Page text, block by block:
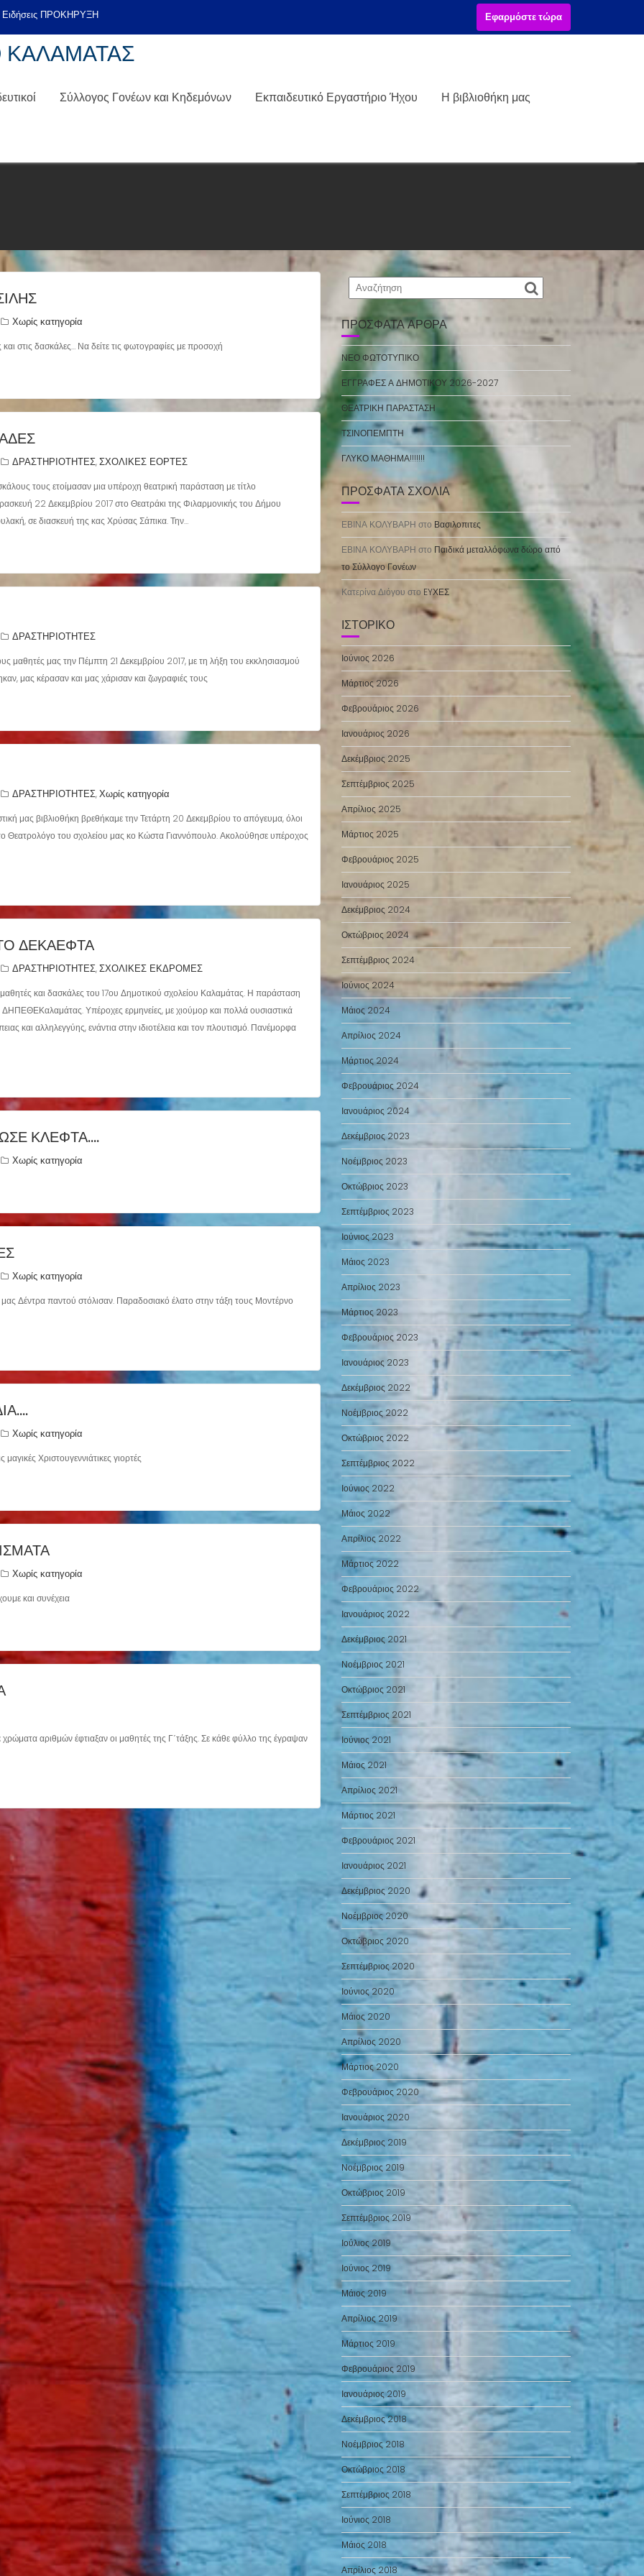
Εφαρμόστε τώρα
ΚΑΛΑΜΑΤΑΣ
Σύλλογος Γονέων και Κηδεμόνων Εκπαιδευτικό Εργαστήριο Ήχου Η βιβλιοθήκη μας
Χωρίς κατηγορία
στις δασκάλες… Να δείτε τις φωτογραφίες με προσοχή
ΔΡΑΣΤΗΡΙΟΤΗΤΕΣ,ΣΧΟΛΙΚΕΣ ΕΟΡΤΕΣ
τους ετοίμασαν μια υπέροχη θεατρική παράσταση με τίτλο
22 Δεκεμβρίου 2017 στο Θεατράκι της Φιλαρμονικής του Δήμου
σε διασκευή της κας Χρύσας Σάπικα. Την…
ΔΡΑΣΤΗΡΙΟΤΗΤΕΣ
μαθητές μας την Πέμπτη 21 Δεκεμβρίου 2017, με τη λήξη του εκκλησιασμού
μας κέρασαν και μας χάρισαν και ζωγραφιές τους
ΔΡΑΣΤΗΡΙΟΤΗΤΕΣ,Χωρίς κατηγορία
μας βιβλιοθήκη βρεθήκαμε την Τετάρτη 20 Δεκεμβρίου το απόγευμα, όλοι
Θεατρολόγο του σχολείου μας κο Κώστα Γιαννόπουλο. Ακολούθησε υπέροχος
ΔΕΚΑΕΦΤΆ
ΔΡΑΣΤΗΡΙΟΤΗΤΕΣ,ΣΧΟΛΙΚΕΣ ΕΚΔΡΟΜΕΣ
και δασκάλες του 17ου Δημοτικού σχολείου Καλαμάτας. Η παράσταση
Υπέροχες ερμηνείες, με χιούμορ και πολλά ουσιαστικά
και αλληλεγγύης, ενάντια στην ιδιοτέλεια και τον πλουτισμό. Πανέμορφα
ΚΛΕΦΤΆ….
Χωρίς κατηγορία
Χωρίς κατηγορία
Δέντρα παντού στόλισαν. Παραδοσιακό έλατο στην τάξη τους Μοντέρνο
Χωρίς κατηγορία
Χριστουγεννιάτικες γιορτές
Χωρίς κατηγορία
και συνέχεια
αριθμών έφτιαξαν οι μαθητές της Γ΄τάξης. Σε κάθε φύλλο της έγραψαν
ΠΡΌΣΦΑΤΑ ΆΡΘΡΑ
ΝΕΟ ΦΩΤΟΤΥΠΙΚΟ
ΕΓΓΡΑΦΕΣ Α ΔΗΜΟΤΙΚΟΥ 2026-2027
ΘΕΑΤΡΙΚΗ ΠΑΡΑΣΤΑΣΗ
ΤΣΙΝΟΠΕΜΠΤΗ
ΓΛΥΚΟ ΜΑΘΗΜΑ!!!!!!!
ΠΡΌΣΦΑΤΑ ΣΧΌΛΙΑ
ΕΒΙΝΑ ΚΟΛΥΒΑΡΗ στο Βασιλοπιτες
ΕΒΙΝΑ ΚΟΛΥΒΑΡΗ στο Παιδικά μεταλλόφωνα δώρο από
το Σύλλογο Γονέων
Κατερίνα Διόγου στο EYΧΕΣ
ΙΣΤΟΡΙΚΌ
Ιούνιος 2026
Μάρτιος 2026
Φεβρουάριος 2026
Ιανουάριος 2026
Δεκέμβριος 2025
Σεπτέμβριος 2025
Απρίλιος 2025
Μάρτιος 2025
Φεβρουάριος 2025
Ιανουάριος 2025
Δεκέμβριος 2024
Οκτώβριος 2024
Σεπτέμβριος 2024
Ιούνιος 2024
Μάιος 2024
Απρίλιος 2024
Μάρτιος 2024
Φεβρουάριος 2024
Ιανουάριος 2024
Δεκέμβριος 2023
Νοέμβριος 2023
Οκτώβριος 2023
Σεπτέμβριος 2023
Ιούνιος 2023
Μάιος 2023
Απρίλιος 2023
Μάρτιος 2023
Φεβρουάριος 2023
Ιανουάριος 2023
Δεκέμβριος 2022
Νοέμβριος 2022
Οκτώβριος 2022
Σεπτέμβριος 2022
Ιούνιος 2022
Μάιος 2022
Απρίλιος 2022
Μάρτιος 2022
Φεβρουάριος 2022
Ιανουάριος 2022
Δεκέμβριος 2021
Νοέμβριος 2021
Οκτώβριος 2021
Σεπτέμβριος 2021
Ιούνιος 2021
Μάιος 2021
Απρίλιος 2021
Μάρτιος 2021
Φεβρουάριος 2021
Ιανουάριος 2021
Δεκέμβριος 2020
Νοέμβριος 2020
Οκτώβριος 2020
Σεπτέμβριος 2020
Ιούνιος 2020
Μάιος 2020
Απρίλιος 2020
Μάρτιος 2020
Φεβρουάριος 2020
Ιανουάριος 2020
Δεκέμβριος 2019
Νοέμβριος 2019
Οκτώβριος 2019
Σεπτέμβριος 2019
Ιούλιος 2019
Ιούνιος 2019
Μάιος 2019
Απρίλιος 2019
Μάρτιος 2019
Φεβρουάριος 2019
Ιανουάριος 2019
Δεκέμβριος 2018
Νοέμβριος 2018
Οκτώβριος 2018
Σεπτέμβριος 2018
Ιούνιος 2018
Μάιος 2018
Απρίλιος 2018